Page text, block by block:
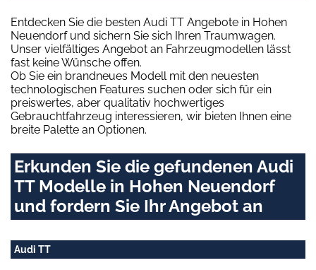
Entdecken Sie die besten Audi TT Angebote in Hohen
Neuendorf und sichern Sie sich Ihren Traumwagen.
Unser vielfältiges Angebot an Fahrzeugmodellen lässt
fast keine Wünsche offen.
Ob Sie ein brandneues Modell mit den neuesten
technologischen Features suchen oder sich für ein
preiswertes, aber qualitativ hochwertiges
Gebrauchtfahrzeug interessieren, wir bieten Ihnen eine
breite Palette an Optionen.
Erkunden Sie die gefundenen Audi
TT Modelle in Hohen Neuendorf
und fordern Sie Ihr Angebot an
Audi TT